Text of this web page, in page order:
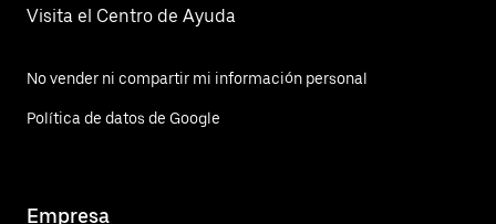
Visita el Centro de Ayuda
No vender ni compartir mi información personal
Política de datos de Google
Empresa